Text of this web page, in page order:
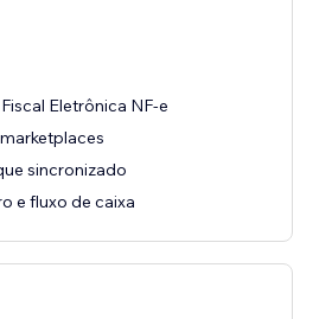
Eletrônica NF-e
sincronizado
e fluxo de caixa